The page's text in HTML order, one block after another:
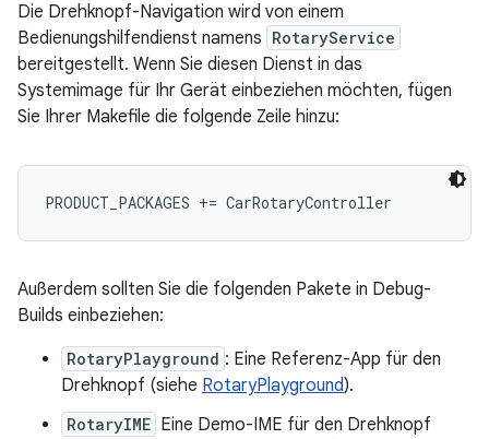
Die Drehknopf-Navigation wird von einem
Bedienungshilfendienst namens RotaryService
bereitgestellt. Wenn Sie diesen Dienst in das
Systemimage für Ihr Gerät einbeziehen möchten, fügen
Sie Ihrer Makefile die folgende Zeile hinzu:
Außerdem sollten Sie die folgenden Pakete in Debug-
Builds einbeziehen:
RotaryPlayground : Eine Referenz-App für den
Drehknopf (siehe RotaryPlayground).
RotaryIME Eine Demo-IME für den Drehknopf